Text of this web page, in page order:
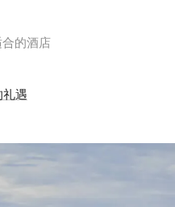
的酒店
遇